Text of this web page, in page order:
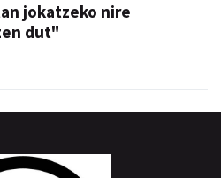
jokatzeko nire
dut"